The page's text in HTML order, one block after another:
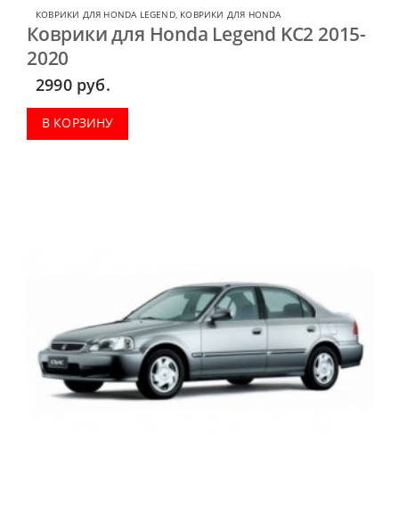
КОВРИКИ ДЛЯ HONDA LEGEND, КОВРИКИ ДЛЯ HONDA
Коврики для Honda Legend KC2 2015-
2020
2990 руб.
В КОРЗИНУ